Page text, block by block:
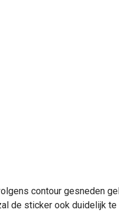
contour gesneden
de sticker ook duidelijk